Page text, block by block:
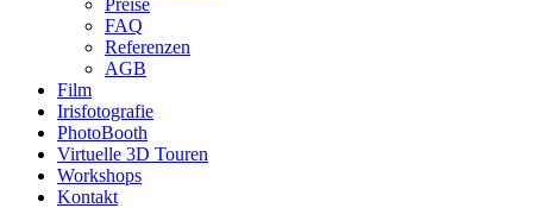
Preise
FAQ
Referenzen
AGB
Film
Irisfotografie
PhotoBooth
Virtuelle 3D Touren
Workshops
Kontakt